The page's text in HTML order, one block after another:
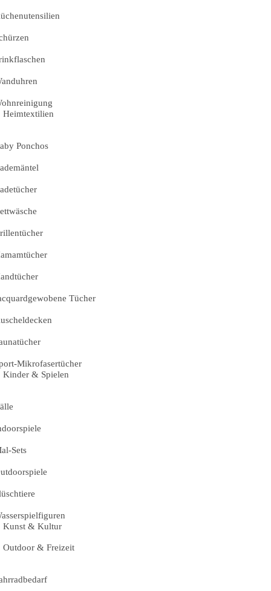
Heimtextilien
Ponchos
Tücher
Mikrofasertücher
Kinder & Spielen
Sets
Kunst & Kultur
Outdoor & Freizeit